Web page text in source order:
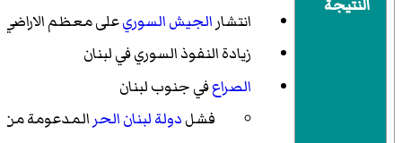
النتيجة
انتشار الجيش السوريعلى معظم الاراضي
زيادة النفوذ السوري في لبنان
الصراعفي جنوب لبنان
فشلدولة لبنان الحر المدعومة من